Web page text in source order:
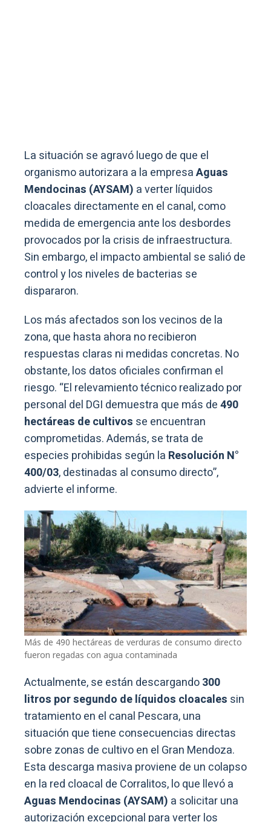
La situación se agravó luego de que el
organismo autorizara a la empresaAguas
Mendocinas (AYSAM) a verter líquidos
cloacales directamente en el canal, como
medida de emergencia ante los desbordes
provocados por la crisis de infraestructura.
Sin embargo, el impacto ambiental se salió de
control y los niveles de bacterias se
dispararon.
Los más afectados son los vecinos de la
zona, que hasta ahora no recibieron
respuestas claras ni medidas concretas. No
obstante, los datos oficiales confirman el
riesgo. “El relevamiento técnico realizado por
personal del DGI demuestra que más de490
hectáreas de cultivos se encuentran
comprometidas. Además, se trata de
especies prohibidas según la Resolución N°
400/03, destinadas al consumo directo”,
advierte el informe.
Más de 490 hectáreas de verduras de consumo directo
fueron regadas con agua contaminada
Actualmente, se están descargando300
litros por segundo de líquidos cloacales sin
tratamiento en el canal Pescara, una
situación que tiene consecuencias directas
sobre zonas de cultivo en el Gran Mendoza.
Esta descarga masiva proviene de un colapso
en la red cloacal de Corralitos, lo que llevó a
Aguas Mendocinas (AYSAM) a solicitar una
autorización excepcional para verter los